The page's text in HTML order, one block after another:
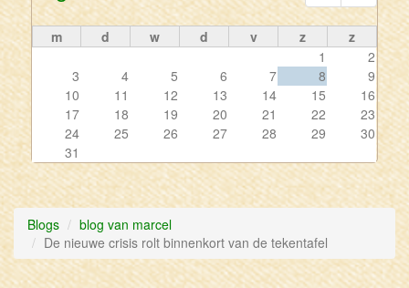
m d w d v z
z
1
2
3
4 5 6 7 8
9
10
11 12 13 14 15
16
17
18 19 20 21 22
23
24
25 26 27 28 29
30
31
Blogs
blog van marcel
De nieuwe crisis rolt binnenkort van de tekentafel